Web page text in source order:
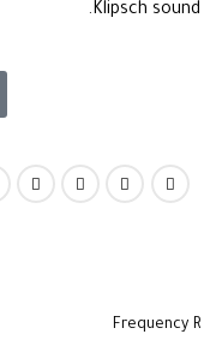
Klipsch sound.